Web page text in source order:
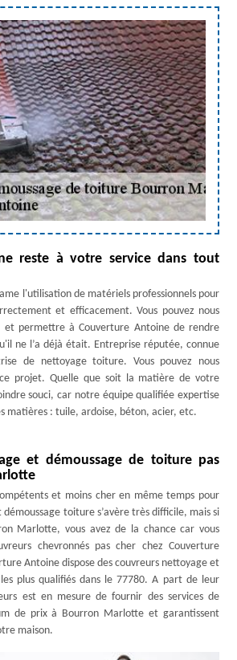
reste à votre service dans tout
l'utilisation de matériels professionnels pour
et efficacement. Vous pouvez nous
et permettre à Couverture Antoine de rendre
ne l’a déjà était. Entreprise réputée, connue
de nettoyage toiture. Vous pouvez nous
projet. Quelle que soit la matière de votre
souci, car notre équipe qualifiée expertise
matières : tuile, ardoise, béton, acier, etc.
et démoussage de toiture pas
et moins cher en même temps pour
toiture s’avère très difficile, mais si
Marlotte, vous avez de la chance car vous
chevronnés pas cher chez Couverture
Antoine dispose des couvreurs nettoyage et
plus qualifiés dans le 77780. A part de leur
est en mesure de fournir des services de
de prix à Bourron Marlotte et garantissent
maison.